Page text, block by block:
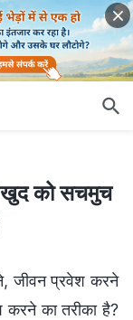
है
खुद को सचमुच
जीवन प्रवेश करने
करने का तरीका है?